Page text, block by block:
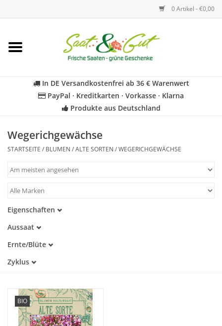
0 Artikel - €0,00
Startseite
Kräuter
Für Kinder
Geschenkideen
Katalog
In DE Versandkostenfrei ab 36 € Warenwert
PayPal · Kreditkarten · Vorkasse · Klarna
Produkte aus Deutschland
Wegerichgewächse
STARTSEITE / BLUMEN /ALTE SORTEN /WEGERICHGEWÄCHSE
Eigenschaften
Alte Sorte
Warmkeimer
Aussaat
April
Mai
Ernte/Blüte
Juli
September
Zyklus
BIO